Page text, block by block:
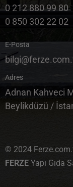
0 212 880 99 80
0 850 302 22 02
E-Posta
Adres
Adnan Kahveci
Beylikdüzü /
© 2024
FERZE Yapı Gıda